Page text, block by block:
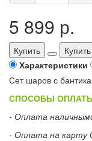
5 899 р.
Купить
Характеристики
Сет шаров с
СПОСОБЫ
- Оплата
- Оплата на карту